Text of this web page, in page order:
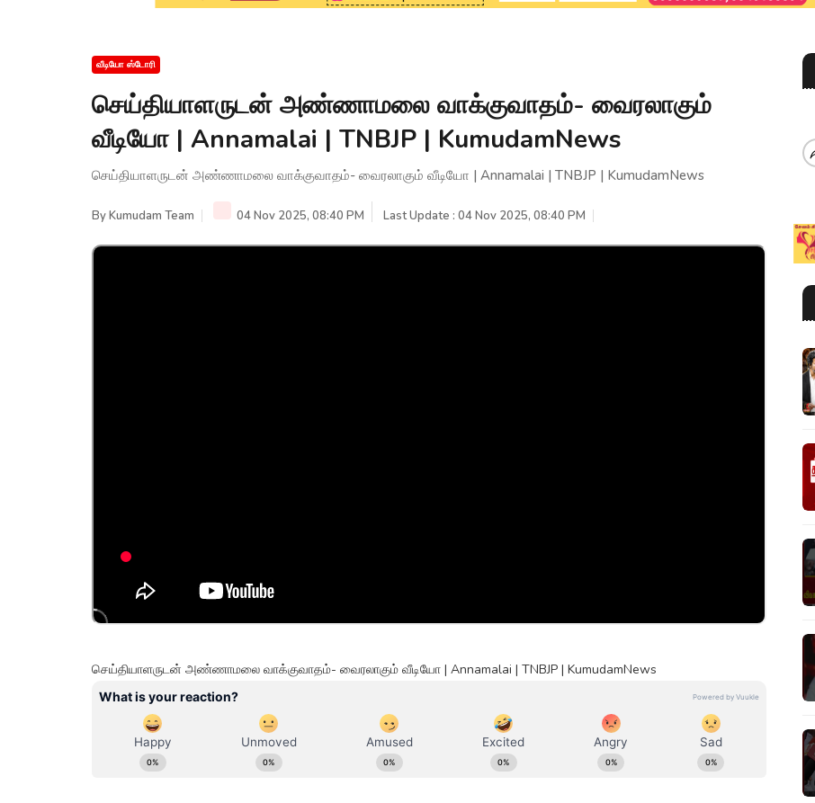
வீடியோ ஸ்டோரி
செய்தியாளருடன் அண்ணாமலை வாக்குவாதம்- வைரலாகும்
வீடியோ | Annamalai | TNBJP | KumudamNews
செய்தியாளருடன் அண்ணாமலை வாக்குவாதம்- வைரலாகும் வீடியோ | Annamalai | TNBJP | KumudamNews
ByKumudam Team 04 Nov 2025, 08:40 PM Last Update : 04 Nov 2025, 08:40 PM
செய்தியாளருடன் அண்ணாமலை வாக்குவாதம்- வைரலாகும் வீடியோ | Annamalai | TNBJP | KumudamNews